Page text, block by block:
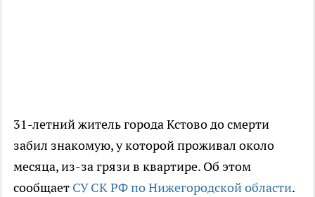
31-летний житель города Кстово до смерти
забил знакомую, у которой проживал около
месяца, из-за грязи в квартире. Об этом
сообщает СУ СК РФ по Нижегородской области.